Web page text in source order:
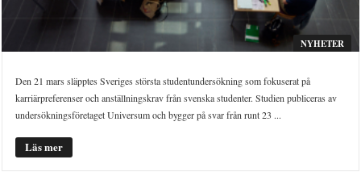
NYHETER
Den 21 mars släpptes Sveriges största studentundersökning som fokuserat på
karriärpreferenser och anställningskrav från svenska studenter. Studien publiceras av
undersökningsföretaget Universum och bygger på svar från runt 23 ...
Läs mer